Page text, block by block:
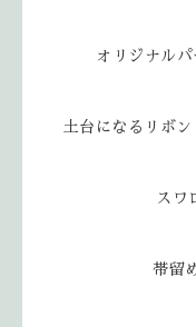
オリジナル
土台になるリボ
スワ
帯留